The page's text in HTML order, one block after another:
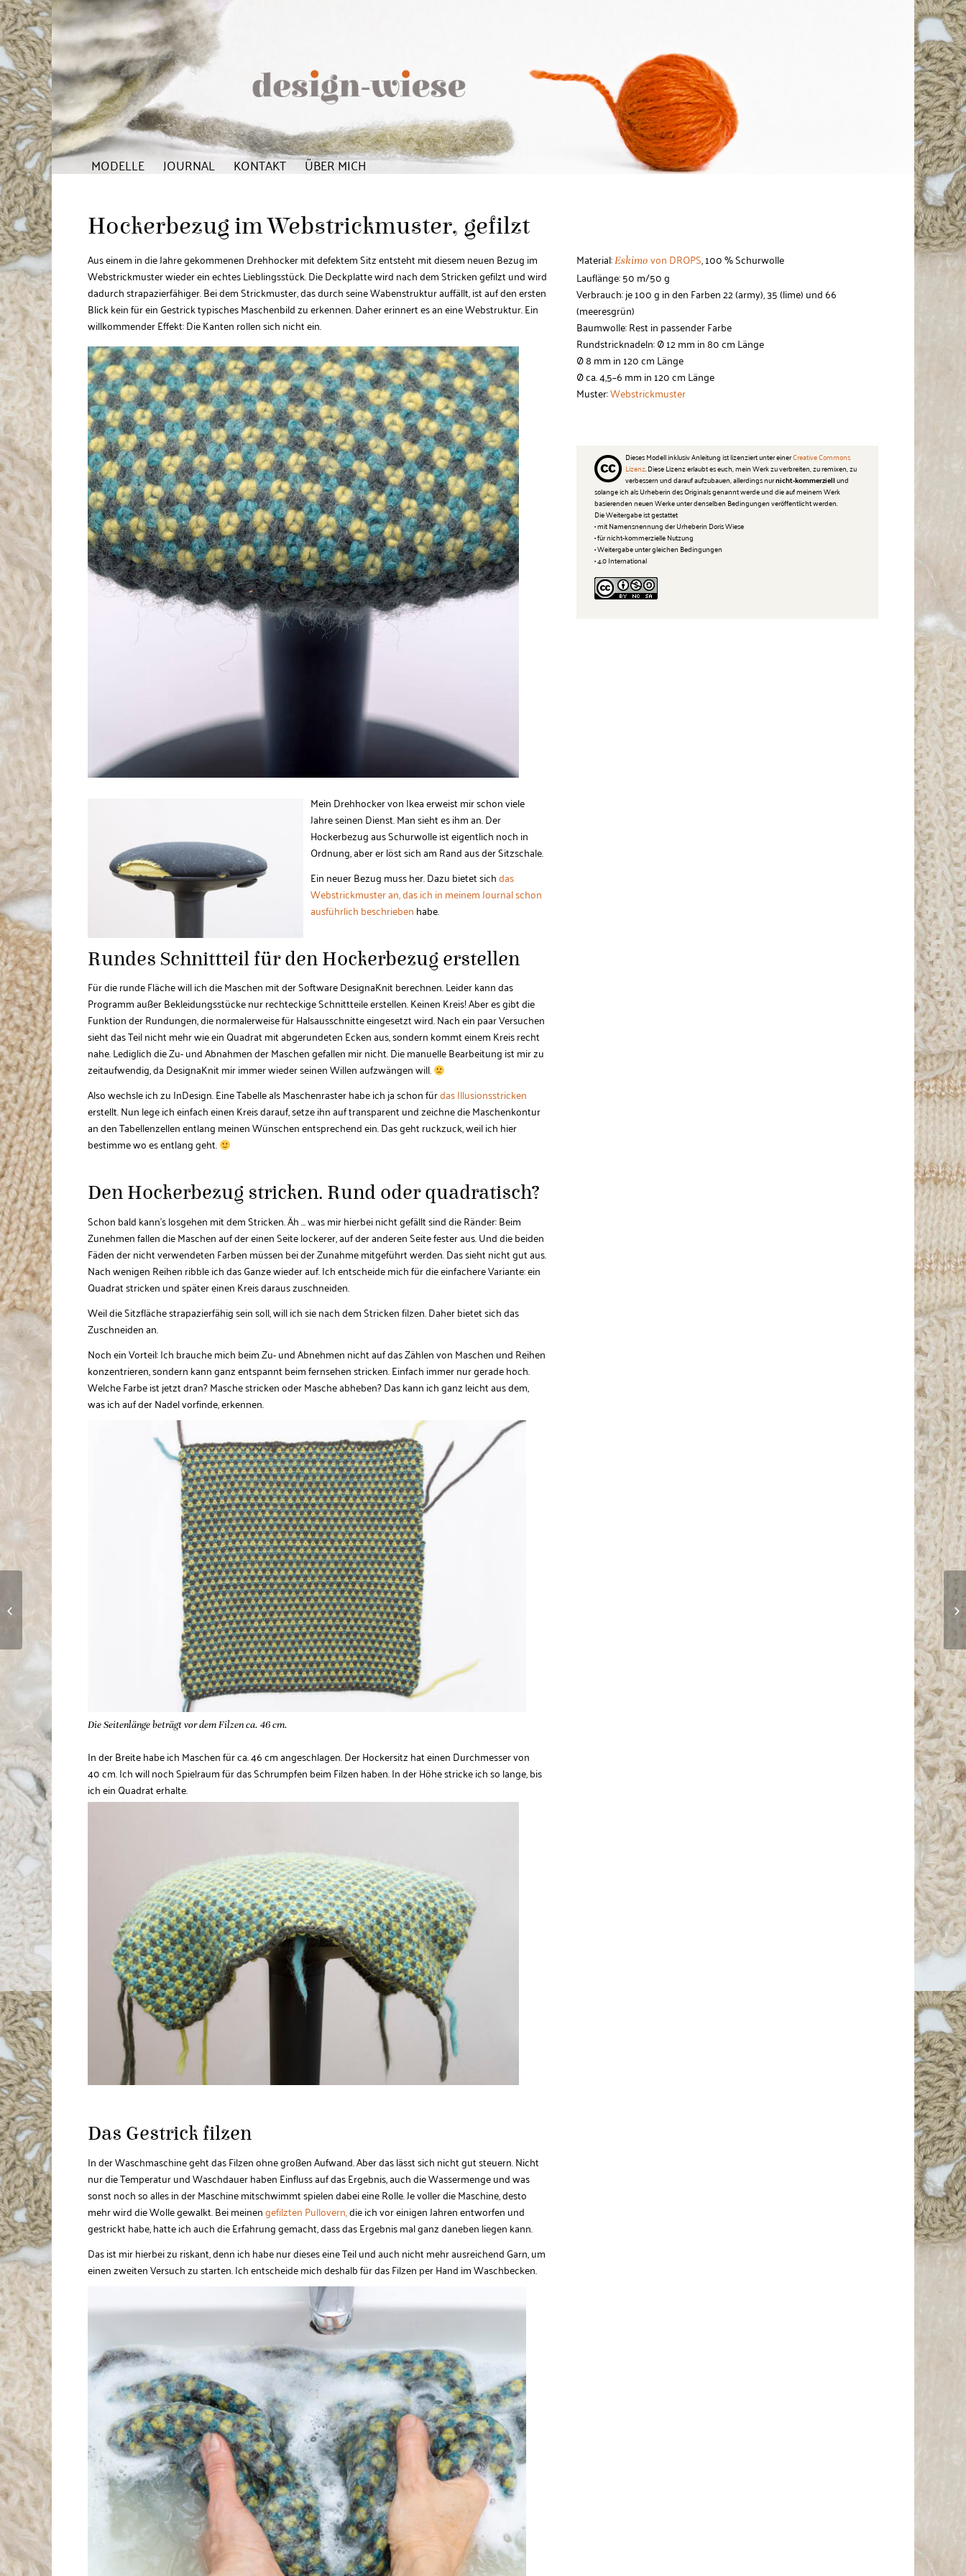
MODELLE JOURNAL KONTAKT ÜBER MICH
Hockerbezug im Webstrickmuster, gefilzt
Aus einem in die Jahre gekommenen Drehhocker mit defektem Sitz entsteht mit diesem neuen Bezug im
Webstrickmuster wieder ein echtes Lieblingsstück. Die Deckplatte wird nach dem Stricken gefilzt und wird
dadurch strapazierfähiger. Bei dem Strickmuster, das durch seine Wabenstruktur auffällt, ist auf den ersten
Blick kein für ein Gestrick typisches Maschenbild zu erkennen. Daher erinnert es an eine Webstruktur. Ein
willkommender Effekt: Die Kanten rollen sich nicht ein.
Mein Drehhocker von Ikea erweist mir schon viele
Jahre seinen Dienst. Man sieht es ihm an. Der
Hockerbezug aus Schurwolle ist eigentlich noch in
Ordnung, aber er löst sich am Rand aus der Sitzschale.
Ein neuer Bezug muss her. Dazu bietet sichdas
Webstrickmuster an, das ich in meinem Journal schon
ausführlich beschrieben habe.
Rundes Schnittteil für den Hockerbezug erstellen
Für die runde Fläche will ich die Maschen mit der Software DesignaKnit berechnen. Leider kann das
Programm außer Bekleidungsstücke nur rechteckige Schnittteile erstellen. Keinen Kreis! Aber es gibt die
Funktion der Rundungen, die normalerweise für Halsausschnitte eingesetzt wird. Nach ein paar Versuchen
sieht das Teil nicht mehr wie ein Quadrat mit abgerundeten Ecken aus, sondern kommt einem Kreis recht
nahe. Lediglich die Zu- und Abnahmen der Maschen gefallen mir nicht. Die manuelle Bearbeitung ist mir zu
zeitaufwendig, da DesignaKnit mir immer wieder seinen Willen aufzwängen will.
Also wechsle ich zu InDesign. Eine Tabelle als Maschenraster habe ich ja schon fürdas Illusionsstricken
erstellt. Nun lege ich einfach einen Kreis darauf, setze ihn auf transparent und zeichne die Maschenkontur
an den Tabellenzellen entlang meinen Wünschen entsprechend ein. Das geht ruckzuck, weil ich hier
bestimme wo es entlang geht.
Den Hockerbezug stricken. Rund oder quadratisch?
Schon bald kann’s losgehen mit dem Stricken. Äh … was mir hierbei nicht gefällt sind die Ränder: Beim
Zunehmen fallen die Maschen auf der einen Seite lockerer, auf der anderen Seite fester aus. Und die beiden
Fäden der nicht verwendeten Farben müssen bei der Zunahme mitgeführt werden. Das sieht nicht gut aus.
Nach wenigen Reihen ribble ich das Ganze wieder auf. Ich entscheide mich für die einfachere Variante: ein
Quadrat stricken und später einen Kreis daraus zuschneiden.
Weil die Sitzfläche strapazierfähig sein soll, will ich sie nach dem Stricken filzen. Daher bietet sich das
Zuschneiden an.
Noch ein Vorteil: Ich brauche mich beim Zu- und Abnehmen nicht auf das Zählen von Maschen und Reihen
konzentrieren, sondern kann ganz entspannt beim fernsehen stricken. Einfach immer nur gerade hoch.
Welche Farbe ist jetzt dran? Masche stricken oder Masche abheben? Das kann ich ganz leicht aus dem,
was ich auf der Nadel vorfinde, erkennen.
Die Seitenlänge beträgt vor dem Filzen ca. 46 cm.
In der Breite habe ich Maschen für ca. 46 cm angeschlagen. Der Hockersitz hat einen Durchmesser von
40 cm. Ich will noch Spielraum für das Schrumpfen beim Filzen haben. In der Höhe stricke ich so lange, bis
ich ein Quadrat erhalte.
Das Gestrick filzen
In der Waschmaschine geht das Filzen ohne großen Aufwand. Aber das lässt sich nicht gut steuern. Nicht
nur die Temperatur und Waschdauer haben Einfluss auf das Ergebnis, auch die Wassermenge und was
sonst noch so alles in der Maschine mitschwimmt spielen dabei eine Rolle. Je voller die Maschine, desto
mehr wird die Wolle gewalkt. Bei meinengefilzten Pullovern,die ich vor einigen Jahren entworfen und
gestrickt habe, hatte ich auch die Erfahrung gemacht, dass das Ergebnis mal ganz daneben liegen kann.
Das ist mir hierbei zu riskant, denn ich habe nur dieses eine Teil und auch nicht mehr ausreichend Garn, um
einen zweiten Versuch zu starten. Ich entscheide mich deshalb für das Filzen per Hand im Waschbecken.
Material:Eskimo von DROPS, 100 % Schurwolle
Lauflänge: 50 m/50 g
Verbrauch: je 100 g in den Farben 22 (army), 35 (lime) und 66
(meeresgrün)
Baumwolle: Rest in passender Farbe
Rundstricknadeln: Ø 12 mm in 80 cm Länge
Ø 8 mm in 120 cm Länge
Ø ca. 4,5–6 mm in 120 cm Länge
Muster:Webstrickmuster
Dieses Modell inklusiv Anleitung ist lizenziert unter einerCreative Commons
Lizenz. Diese Lizenz erlaubt es euch, mein Werk zu verbreiten, zu remixen, zu
verbessern und darauf aufzubauen, allerdings nurnicht-kommerziellund
solange ich als Urheberin des Originals genannt werde und die auf meinem Werk
basierenden neuen Werke unter denselben Bedingungen veröffentlicht werden.
Die Weitergabe ist gestattet
• mit Namensnennung der Urheberin Doris Wiese
• für nicht-kommerzielle Nutzung
• Weitergabe unter gleichen Bedingungen
• 4.0 International
Ajourmuster